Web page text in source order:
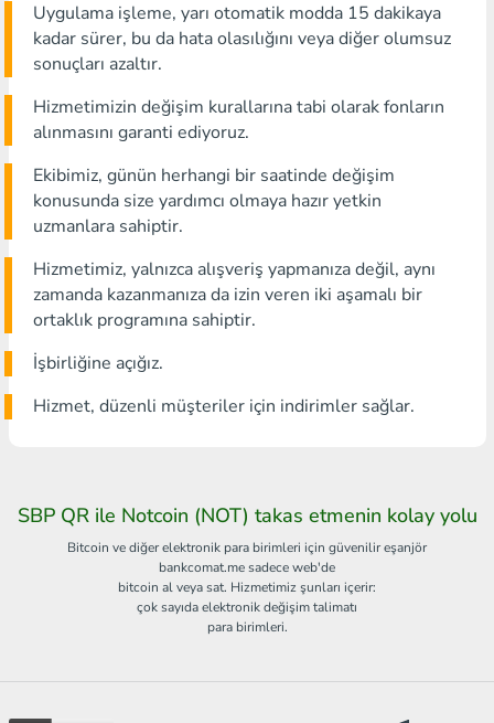
Uygulama işleme, yarı otomatik modda 15 dakikaya
kadar sürer, bu da hata olasılığını veya diğer olumsuz
sonuçları azaltır.
Hizmetimizin değişim kurallarına tabi olarak fonların
alınmasını garanti ediyoruz.
Ekibimiz, günün herhangi bir saatinde değişim
konusunda size yardımcı olmaya hazır yetkin
uzmanlara sahiptir.
Hizmetimiz, yalnızca alışveriş yapmanıza değil, aynı
zamanda kazanmanıza da izin veren iki aşamalı bir
ortaklık programına sahiptir.
İşbirliğine açığız.
Hizmet, düzenli müşteriler için indirimler sağlar.
SBP QR ile Notcoin (NOT) takas etmenin kolay yolu
Bitcoin ve diğer elektronik para birimleri için güvenilir eşanjör
bankcomat.me sadece web'de
bitcoin al veya sat. Hizmetimiz şunları içerir:
çok sayıda elektronik değişim talimatı
para birimleri.